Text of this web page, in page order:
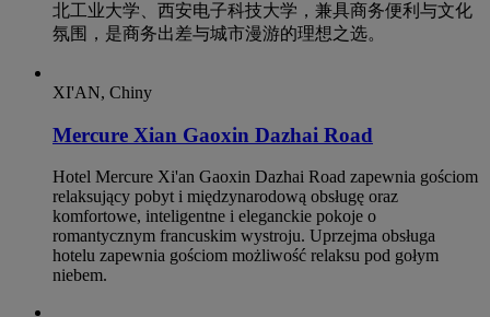
北工业大学、西安电子科技大学，兼具商务便利与文化
氛围，是商务出差与城市漫游的理想之选。
XI'AN, Chiny
Mercure Xian Gaoxin Dazhai Road
Hotel Mercure Xi'an Gaoxin Dazhai Road zapewnia gościom
relaksujący pobyt i międzynarodową obsługę oraz
komfortowe, inteligentne i eleganckie pokoje o
romantycznym francuskim wystroju. Uprzejma obsługa
hotelu zapewnia gościom możliwość relaksu pod gołym
niebem.